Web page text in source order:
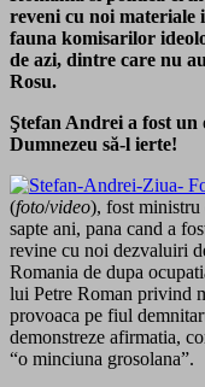
reveni cu noi materiale
fauna komisarilor
de azi, dintre care nu
Rosu.
Ştefan Andrei a fost
Dumnezeu să-l ierte!
(foto/video), fost ministru
sapte ani, pana cand a
revine cu noi dezvaluiri
Romania de dupa
lui Petre Roman privind
provoaca pe fiul
demonstreze afirmatia,
“o minciuna grosolana”.